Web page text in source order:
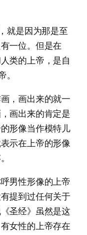
就是因为那是至
一位。但是在
类的上帝，是自
。
，画出来的就一
画出来的肯定是
形像当作模特儿
示在上帝的形像
男性形像的上帝
提到过任何关于
圣经》虽然是这
女性的上帝存在